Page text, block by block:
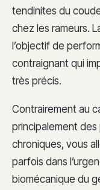
tendinites du
chez les rameurs.
l’objectif de
contraignant qui
très précis.
Contrairement au
principalement
chroniques, vous
parfois dans
biomécanique du